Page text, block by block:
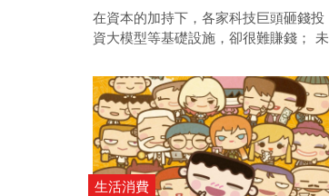
在資本的加持下，各家科技巨頭砸錢投
資大模型等基礎設施，卻很難賺錢； 未
處。而長遠來看，AI應用拚的是電力供
應。
生活消費